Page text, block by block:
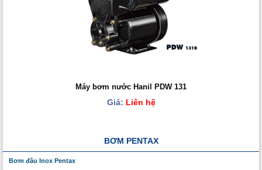
Máy bơm nước Hanil PDW 131
Giá: Liên hệ
BƠM PENTAX
Bơm đầu Inox Pentax